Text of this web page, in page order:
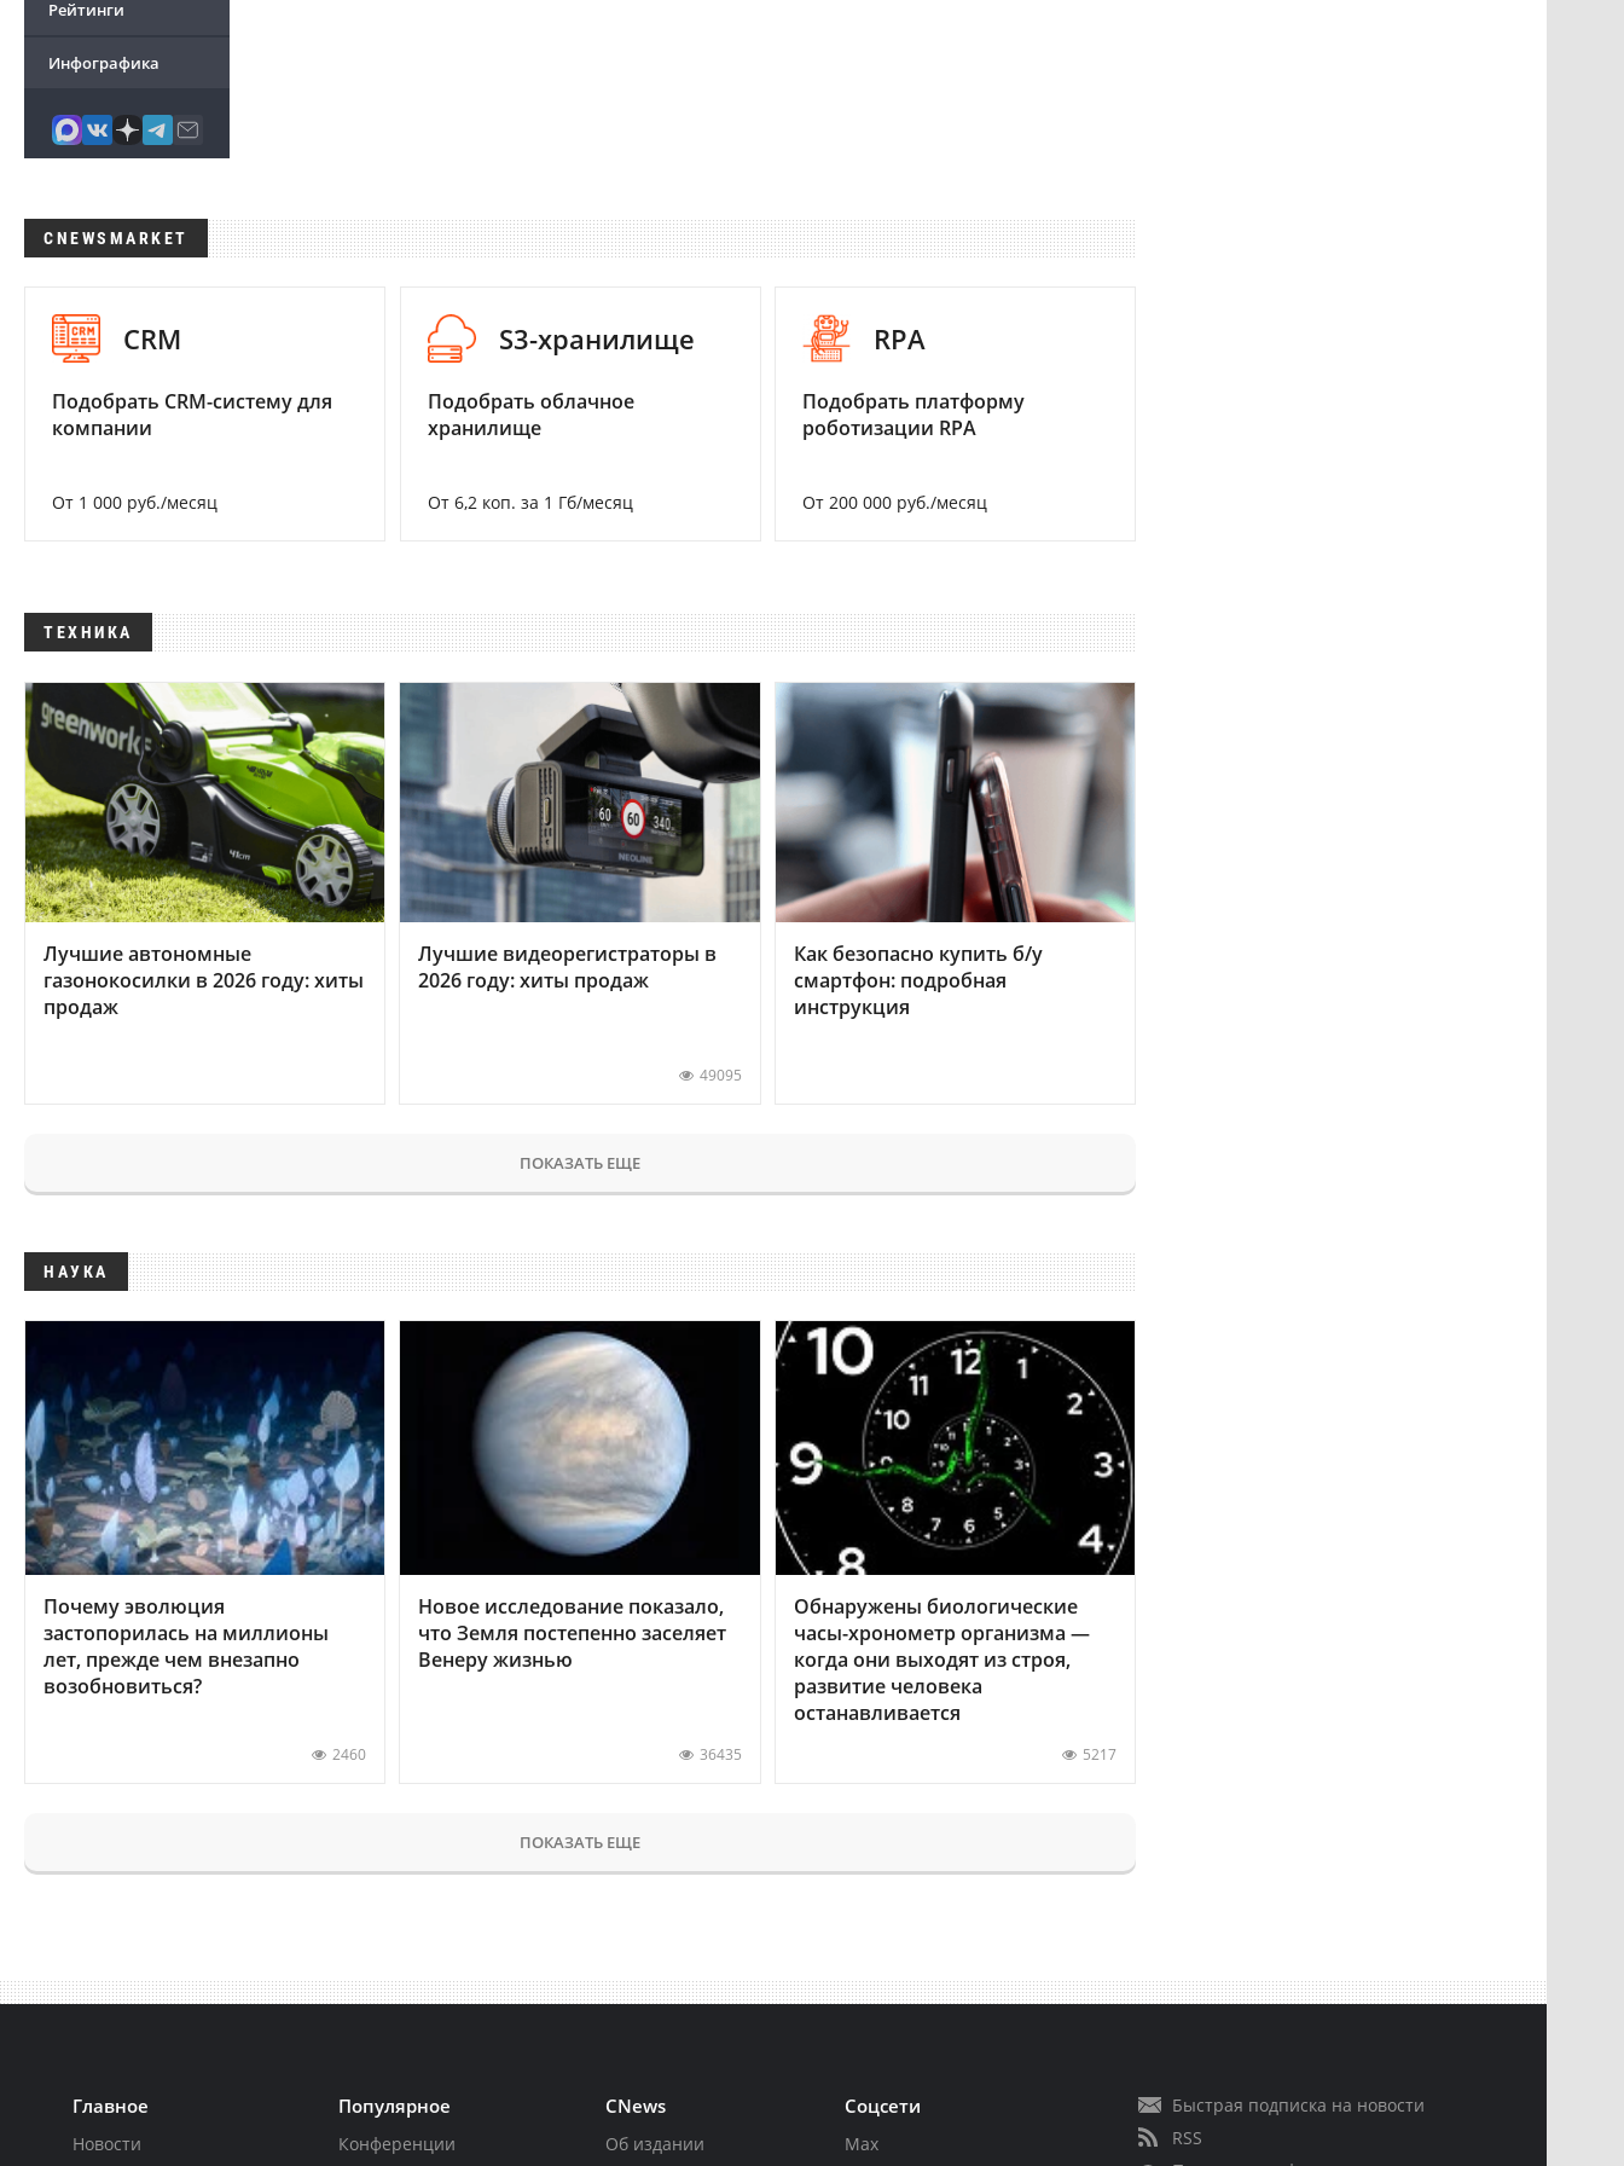
Рейтинги
Инфографика
CNEWSMARKET
CRM
Подобрать CRM-систему для
компании
От 1 000 руб./месяц
S3-хранилище
Подобрать облачное
хранилище
От 6,2 коп. за 1 Гб/месяц
RPA
Подобрать платформу
роботизации RPA
От 200 000 руб./месяц
ТЕХНИКА
Лучшие автономные
газонокосилки в 2026 году: хиты
продаж
Лучшие видеорегистраторы в
2026 году: хиты продаж
49095
Как безопасно купить б/у
смартфон: подробная
инструкция
ПОКАЗАТЬ ЕЩЕ
НАУКА
Почему эволюция
застопорилась на миллионы
лет, прежде чем внезапно
возобновиться?
2460
Новое исследование показало,
что Земля постепенно заселяет
Венеру жизнью
36435
Обнаружены биологические
часы-хронометр организма —
когда они выходят из строя,
развитие человека
останавливается
5217
ПОКАЗАТЬ ЕЩЕ
Главное
Новости
Популярное
Конференции
CNews
Об издании
Соцсети
Max
Быстрая подписка на новости
RSS